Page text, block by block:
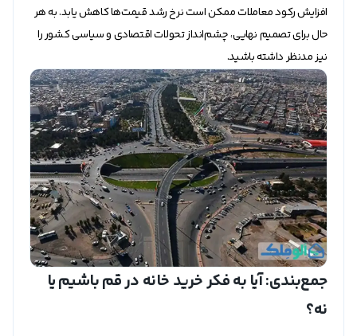
افزایش رکود معاملات ممکن است نرخ رشد قیمت‌ها کاهش یابد. به هر
حال برای تصمیم نهایی، چشم‌انداز تحولات اقتصادی و سیاسی کشور را
نیز مدنظر داشته باشید.
جمع‌بندی: آیا به فکر خرید خانه در قم باشیم یا
نه؟